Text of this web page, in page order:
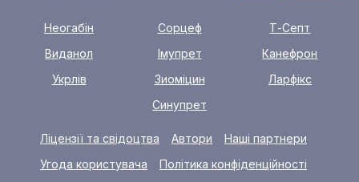
Неогабін Сорцеф
Т-Септ
Виданол
Імупрет
Канефрон
Укрлів
Зиоміцин
Ларфікс
Синупрет
Ліцензії та свідоцтва Автори
Наші партнери
Угода користувача
Політика конфіденційності